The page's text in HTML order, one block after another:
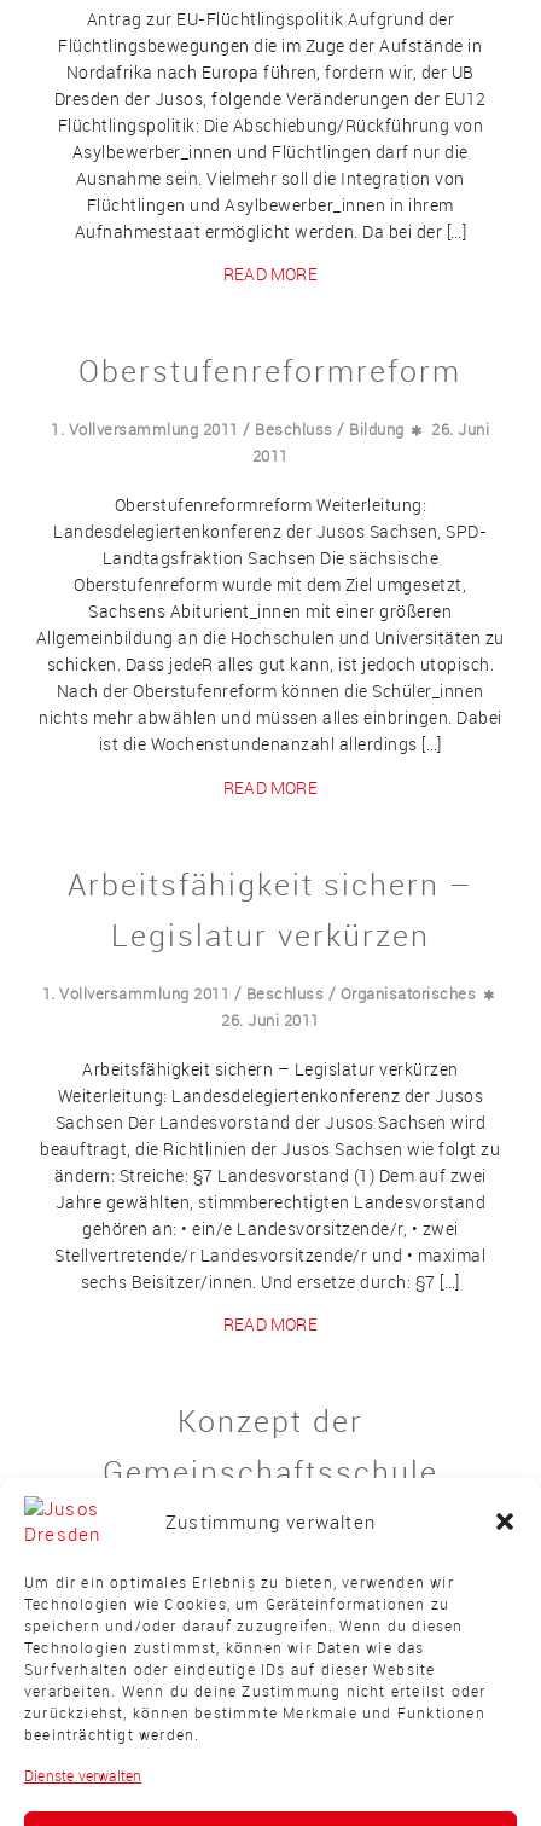
Zustimmung verwalten
Um dir ein optimales Erlebnis zu bieten, verwenden wir
Technologien wie Cookies, um Geräteinformationen zu
speichern und/oder darauf zuzugreifen. Wenn du diesen
Technologien zustimmst, können wir Daten wie das
Surfverhalten oder eindeutige IDs auf dieser Website
verarbeiten. Wenn du deine Zustimmung nicht erteilst oder
zurückziehst, können bestimmte Merkmale und Funktionen
beeinträchtigt werden.
Dienste verwalten
Antrag zur EU-Flüchtlingspolitik Aufgrund der
Flüchtlingsbewegungen die im Zuge der Aufstände in
Nordafrika nach Europa führen, fordern wir, der UB
Dresden der Jusos, folgende Veränderungen der EU12
Flüchtlingspolitik: Die Abschiebung/Rückführung von
Asylbewerber_innen und Flüchtlingen darf nur die
Ausnahme sein. Vielmehr soll die Integration von
Flüchtlingen und Asylbewerber_innen in ihrem
Aufnahmestaat ermöglicht werden. Da bei der […]
READ MORE
Oberstufenreformreform
1. Vollversammlung 2011 / Beschluss / Bildung
26. Juni
2011
Oberstufenreformreform Weiterleitung:
Landesdelegiertenkonferenz der Jusos Sachsen, SPD-
Landtagsfraktion Sachsen Die sächsische
Oberstufenreform wurde mit dem Ziel umgesetzt,
Sachsens Abiturient_innen mit einer größeren
Allgemeinbildung an die Hochschulen und Universitäten zu
schicken. Dass jedeR alles gut kann, ist jedoch utopisch.
Nach der Oberstufenreform können die Schüler_innen
nichts mehr abwählen und müssen alles einbringen. Dabei
ist die Wochenstundenanzahl allerdings […]
READ MORE
Arbeitsfähigkeit sichern –
Legislatur verkürzen
1. Vollversammlung 2011 / Beschluss / Organisatorisches
26. Juni 2011
Arbeitsfähigkeit sichern – Legislatur verkürzen
Weiterleitung: Landesdelegiertenkonferenz der Jusos
Sachsen Der Landesvorstand der Jusos Sachsen wird
beauftragt, die Richtlinien der Jusos Sachsen wie folgt zu
ändern: Streiche: §7 Landesvorstand (1) Dem auf zwei
Jahre gewählten, stimmberechtigten Landesvorstand
gehören an: • ein/e Landesvorsitzende/r, • zwei
Stellvertretende/r Landesvorsitzende/r und • maximal
sechs Beisitzer/innen. Und ersetze durch: §7 […]
READ MORE
Konzept der
Gemeinschaftsschule
erhalten
1. Vollversammlung 2011/ Beschluss /Bildung
16. Juni
2011
Konzept der Gemeinschaftsschule erhalten Weiterleitung:
Landesdelegiertenkonferenz der Jusos Sachsen,
Landesparteitag der SPD Sachsen „Unser gegliedertes
Schulsystem ist ein Relikt des vordemokratischen
Besitzenden sichern wollte. In der alten Bundesrepublik
war es dann die Arroganz einer mit Fachkräften gut